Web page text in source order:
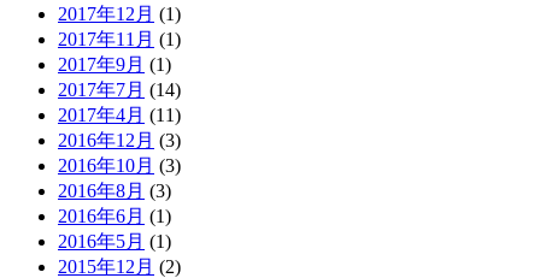
2017年12月 (1)
2017年11月 (1)
2017年9月 (1)
2017年7月 (14)
2017年4月 (11)
2016年12月 (3)
2016年10月 (3)
2016年8月 (3)
2016年6月 (1)
2016年5月 (1)
2015年12月 (2)